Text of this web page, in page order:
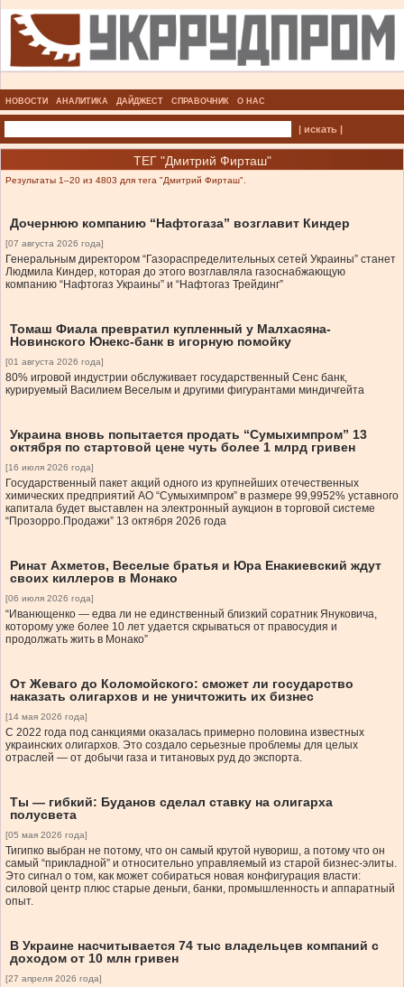
НОВОСТИ АНАЛИТИКА ДАЙДЖЕСТ СПРАВОЧНИК О НАС
| искать |
ТЕГ "Дмитрий Фирташ"
Результаты 1–20 из 4803 для тега "Дмитрий Фирташ".
Дочернюю компанию “Нафтогаза” возглавит Киндер
[07 августа 2026 года]
Генеральным директором “Газораспределительных сетей Украины” станет
Людмила Киндер, которая до этого возглавляла газоснабжающую
компанию “Нафтогаз Украины” и “Нафтогаз Трейдинг”
Томаш Фиала превратил купленный у Малхасяна-
Новинского Юнекс-банк в игорную помойку
[01 августа 2026 года]
80% игровой индустрии обслуживает государственный Сенс банк,
курируемый Василием Веселым и другими фигурантами миндичгейта
Украина вновь попытается продать “Сумыхимпром” 13
октября по стартовой цене чуть более 1 млрд гривен
[16 июля 2026 года]
Государственный пакет акций одного из крупнейших отечественных
химических предприятий АО “Сумыхимпром” в размере 99,9952% уставного
капитала будет выставлен на электронный аукцион в торговой системе
“Прозорро.Продажи” 13 октября 2026 года
Ринат Ахметов, Веселые братья и Юра Енакиевский ждут
своих киллеров в Монако
[06 июля 2026 года]
“Иванющенко — едва ли не единственный близкий соратник Януковича,
которому уже более 10 лет удается скрываться от правосудия и
продолжать жить в Монако”
От Жеваго до Коломойского: сможет ли государство
наказать олигархов и не уничтожить их бизнес
[14 мая 2026 года]
С 2022 года под санкциями оказалась примерно половина известных
украинских олигархов. Это создало серьезные проблемы для целых
отраслей — от добычи газа и титановых руд до экспорта.
Ты — гибкий: Буданов сделал ставку на олигарха
полусвета
[05 мая 2026 года]
Тигипко выбран не потому, что он самый крутой нувориш, а потому что он
самый “прикладной” и относительно управляемый из старой бизнес-элиты.
Это сигнал о том, как может собираться новая конфигурация власти:
силовой центр плюс старые деньги, банки, промышленность и аппаратный
опыт.
В Украине насчитывается 74 тыс владельцев компаний с
доходом от 10 млн гривен
[27 апреля 2026 года]